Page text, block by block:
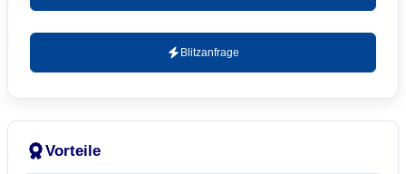
Blitzanfrage
Vorteile